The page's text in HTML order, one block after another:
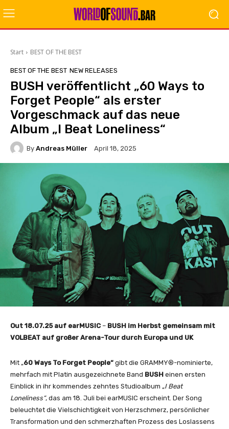
Start BEST OF THE BEST
BEST OF THE BEST NEW RELEASES
BUSH veröffentlicht „60 Ways to
Forget People“ als erster
Vorgeschmack auf das neue
Album „I Beat Loneliness“
By Andreas Müller April 18, 2025
Out 18.07.25 auf earMUSIC – BUSH im Herbst gemeinsam mit
VOLBEAT auf großer Arena-Tour durch Europa und UK
Mit „60 Ways To Forget People“ gibt die GRAMMY®-nominierte,
mehrfach mit Platin ausgezeichnete Band BUSH einen ersten
Einblick in ihr kommendes zehntes Studioalbum „I Beat
Loneliness“, das am 18. Juli bei earMUSIC erscheint. Der Song
beleuchtet die Vielschichtigkeit von Herzschmerz, persönlicher
Transformation und den schmerzhaften Prozess des Loslassens